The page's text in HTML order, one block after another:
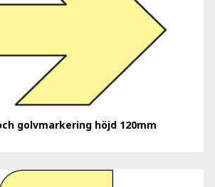
golvmarkering höjd 120mm